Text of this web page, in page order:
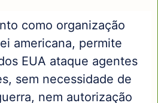
como organização
americana, permite
EUA ataque agentes
sem necessidade de
nem autorização